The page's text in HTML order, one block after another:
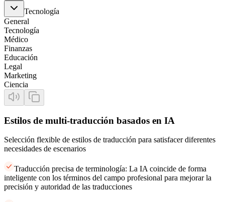
Tecnología
General
Tecnología
Médico
Finanzas
Educación
Legal
Marketing
Ciencia
Estilos de multi-traducción basados en IA
Selección flexible de estilos de traducción para satisfacer diferentes
necesidades de escenarios
Traducción precisa de terminología: La IA coincide de forma
inteligente con los términos del campo profesional para mejorar la
precisión y autoridad de las traducciones